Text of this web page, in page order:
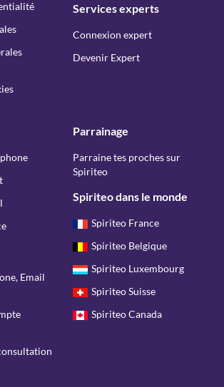
Services experts
Connexion expert
Devenir Expert
Email
Parrainage
Parraine tes proches sur
Spiriteo
Spiriteo dans le monde
Spiriteo France
Spiriteo Belgique
Spiriteo Luxembourg
Spiriteo Suisse
Spiriteo Canada